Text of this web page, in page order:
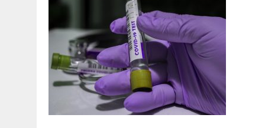
15 DICEMBRE 2025
PANETTONI, TORRONE E CONTRO-PANETTONE:
11 DICEMBRE 2025 | LA GUIDA FLOS OLEI INCORONA I “MAGNIFICI 7”
11 DICEMBRE 2025
DANTE ALIGHIERI E L’USO DI PAPAVERINA: ECCO
10 DICEMBRE 2025 | MONTESCUDO, AL TEATRO ROSASPINA PRIMA
6 DICEMBRE 2025 | CATTOLICA, I FRATELLI RAUCCI CONFERMANO LA
1 AGOSTO 2026 | A CATTOLICA APRE “RAVEN”: IL PRIMO “DRINK PLAY